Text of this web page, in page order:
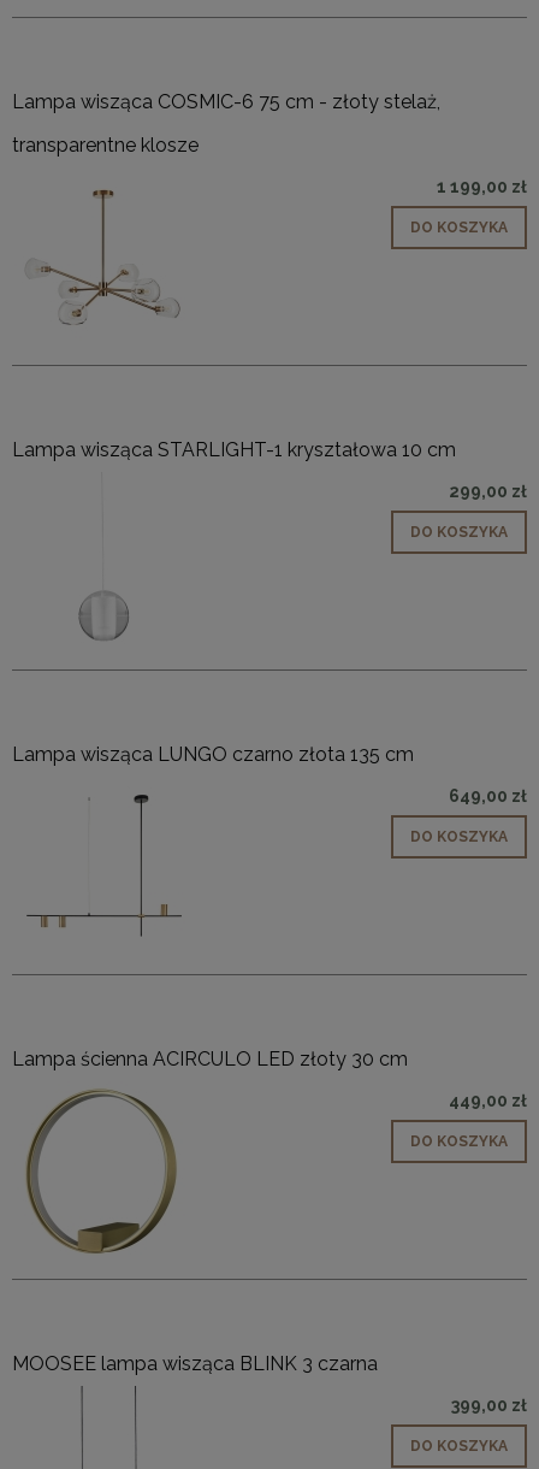
Lampa wisząca COSMIC-6 75 cm - złoty stelaż,
transparentne klosze
1 199,00 zł
DO KOSZYKA
Lampa wisząca STARLIGHT-1 kryształowa 10 cm
299,00 zł
DO KOSZYKA
Lampa wisząca LUNGO czarno złota 135 cm
649,00 zł
DO KOSZYKA
Lampa ścienna ACIRCULO LED złoty 30 cm
449,00 zł
DO KOSZYKA
MOOSEE lampa wisząca BLINK 3 czarna
399,00 zł
DO KOSZYKA